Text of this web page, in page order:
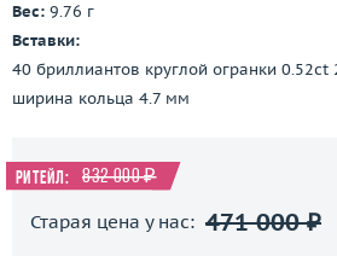
Вес: 9.76 г
Вставки:
40 бриллиантов круглой огранки 0.52ct
ширина кольца 4.7 мм
Ритейл: 832 000 ₽
Старая цена у нас: 471 000 ₽